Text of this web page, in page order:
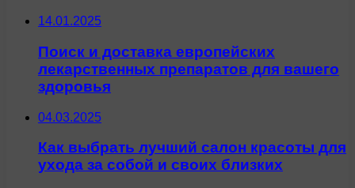
14.01.2025
Поиск и доставка европейских
лекарственных препаратов для вашего
здоровья
04.03.2025
Как выбрать лучший салон красоты для
ухода за собой и своих близких